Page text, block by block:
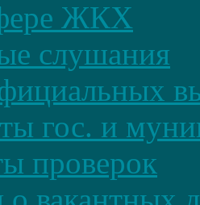
ЖКХ
слушания
гос. и
проверок